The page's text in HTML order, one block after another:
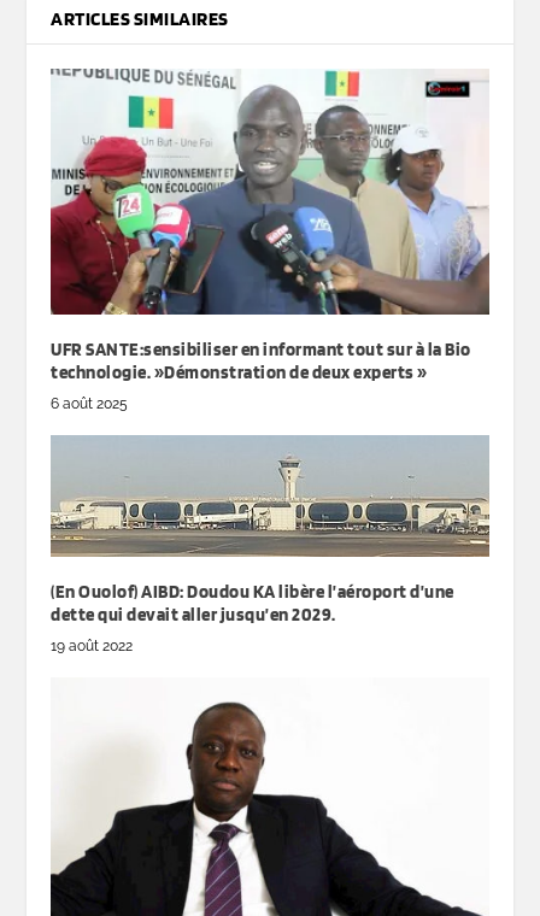
ARTICLES SIMILAIRES
UFR SANTE:sensibiliser en informant tout sur à la Bio
technologie. »Démonstration de deux experts »
6 août 2025
(En Ouolof) AIBD: Doudou KA libère l’aéroport d’une
dette qui devait aller jusqu’en 2029.
19 août 2022